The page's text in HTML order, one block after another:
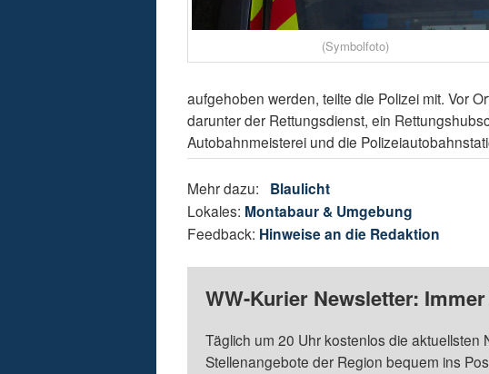
(Symbolfoto)
aufgehoben werden, teilte die Polizei mit. Vor
darunter der Rettungsdienst, ein
Autobahnmeisterei und die
Mehr dazu: Blaulicht
Lokales: Montabaur & Umgebung
Feedback: Hinweise an die Redaktion
WW-Kurier Newsletter:
Täglich um 20 Uhr kostenlos die aktuellsten
Stellenangebote der Region bequem ins